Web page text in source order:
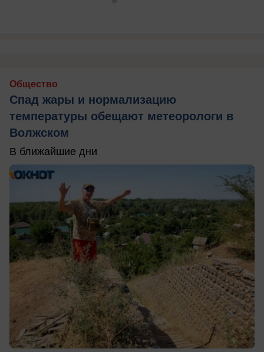
Общество
Спад жары и нормализацию
температуры обещают метеорологи в
Волжском
В ближайшие дни